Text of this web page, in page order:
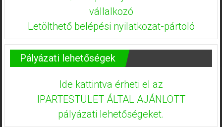
vállalkozó
Letölthető belépési nyilatkozat-pártoló
Pályázati lehetőségek
Ide kattintva érheti el az
IPARTESTÜLET ÁLTAL AJÁNLOTT
pályázati lehetőségeket.